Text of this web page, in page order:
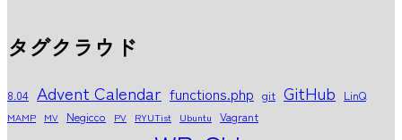
タグクラウド
8.04 Advent Calendar functions.php git GitHub LinQ
MAMP MV Negicco PV RYUTist Ubuntu Vagrant